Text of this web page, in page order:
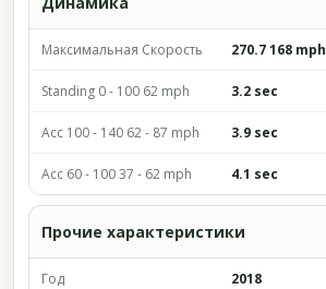
Максимальная Скорость 270.7 168 mph
Standing 0 - 100 62 mph 3.2 sec
Acc 100 - 140 62 - 87 mph 3.9 sec
Acc 60 - 100 37 - 62 mph 4.1 sec
Прочие характеристики
Год 2018